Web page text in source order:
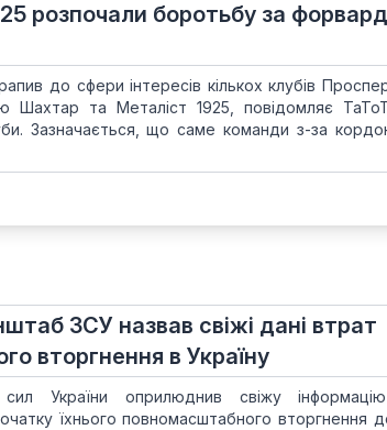
розпочали боротьбу за
до сфери інтересів кількох клубів
Шахтар та Металіст 1925, повідомляє
Зазначається, що саме команди з-за
ЗСУ назвав свіжі дані втрат
вторгнення в Україну
України оприлюднив свіжу
їхнього повномасштабного вторгнення